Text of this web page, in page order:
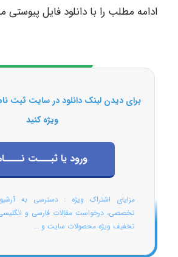
ادامه مطلب را با دانلود فایل پیوستی
برای دیدن لینک دانلود در سایت ثبت
ویژه کنید
ورود یا ثبـــت
مزایای اشتراک ویژه : دسترسی به
تخصصی، درخواست مقالات فارسی و
تخفیف ویژه محصولات سایت و ...